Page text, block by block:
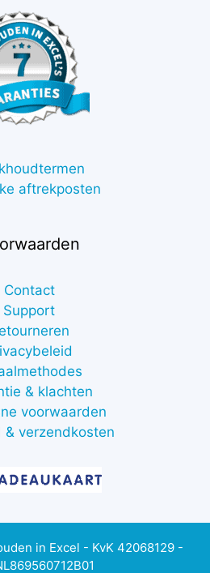
aftrekposten
Contact
Support
& klachten
voorwaarden
& verzendkosten
in Excel - KvK 42068129 -